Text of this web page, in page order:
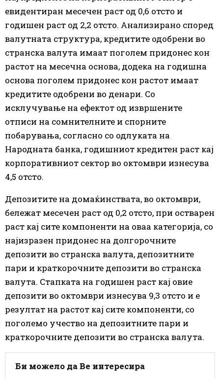
евидентиран месечен раст од 0,6 отсто и
годишен раст од 2,2 отсто. Анализирано според
валутната структура, кредитите одобрени во
странска валута имаат поголем придонес кон
растот на месечна основа, додека на годишна
основа поголем придонес кон растот имаат
кредитите одобрени во денари. Со
исклучување на ефектот од извршените
отписи на сомнителните и спорните
побарувања, согласно со одлуката на
Народната банка, годишниот кредитен раст кај
корпоративниот сектор во октомври изнесува
4,5 отсто.
Депозитите на домаќинствата, во октомври,
бележат месечен раст од 0,2 отсто, при остварен
раст кај сите компоненти на оваа категорија, со
најизразен придонес на долгорочните
депозити во странска валута, депозитните
пари и краткорочните депозити во странска
валута. Стапката на годишен раст кај овие
депозити во октомври изнесува 9,3 отсто и е
резултат на растот кај сите компоненти, со
поголемо учество на депозитните пари и
краткорочните депозити во странска валута.
Би можело да Ве интересира